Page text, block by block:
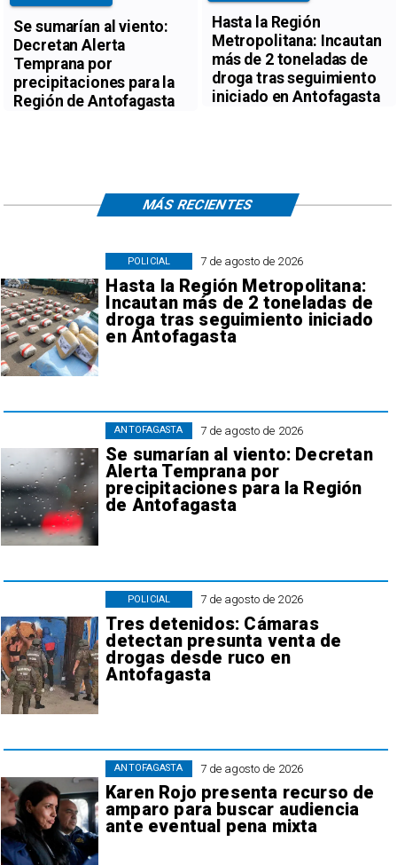
Se sumarían al viento:
Decretan Alerta
Temprana por
precipitaciones para la
Región de Antofagasta
Hasta la Región
Metropolitana: Incautan
más de 2 toneladas de
droga tras seguimiento
iniciado en Antofagasta
7 de agosto de 2026
Hasta la Región Metropolitana:
Incautan más de 2 toneladas de
droga tras seguimiento iniciado
en Antofagasta
POLICIAL
7 de agosto de 2026
Se sumarían al viento: Decretan
Alerta Temprana por
precipitaciones para la Región
de Antofagasta
ANTOFAGASTA
7 de agosto de 2026
Tres detenidos: Cámaras
detectan presunta venta de
drogas desde ruco en
Antofagasta
POLICIAL
7 de agosto de 2026
Karen Rojo presenta recurso de
amparo para buscar audiencia
ante eventual pena mixta
ANTOFAGASTA
MÁS RECIENTES